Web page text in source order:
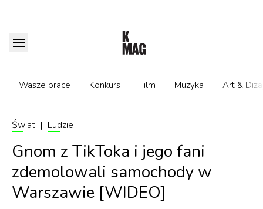
Wasze prace Konkurs Film Muzyka Art &
Świat | Ludzie
Gnom z TikToka i jego fani
zdemolowali samochody w
Warszawie [WIDEO]